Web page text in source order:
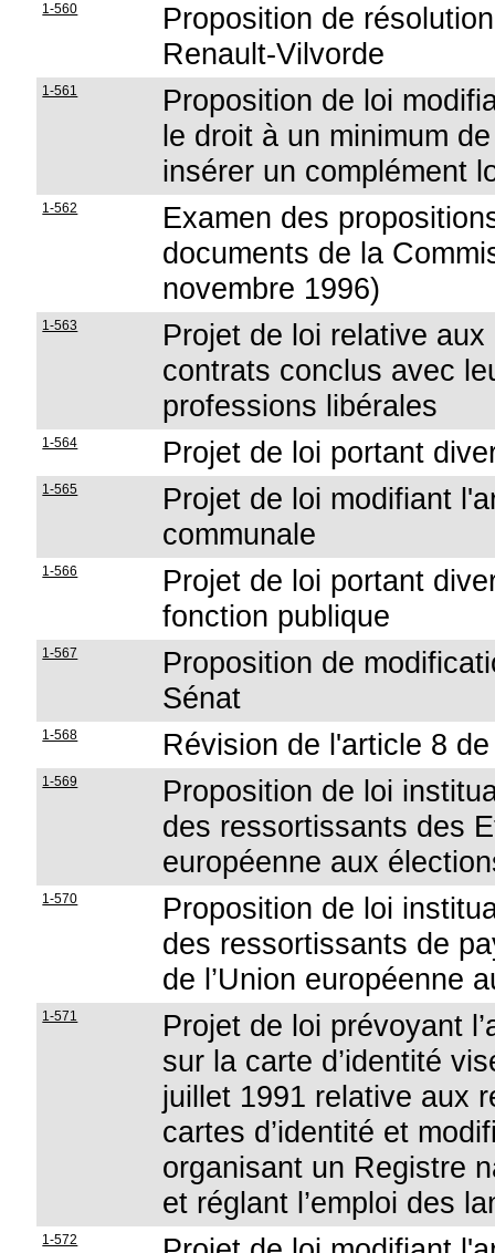
1-560
Proposition de
Renault-Vilvorde
1-561
Proposition de loi
le droit à un minimum
insérer un complément
1-562
Examen des
documents de la
novembre 1996)
1-563
Projet de loi relative
contrats conclus avec
professions libérales
1-564 Projet de loi portant
1-565
Projet de loi modifiant
communale
1-566
Projet de loi portant
fonction publique
1-567
Proposition de
Sénat
1-568 Révision de l'article 8
1-569
Proposition de loi
des ressortissants des
européenne aux
1-570
Proposition de loi
des ressortissants de
de l’Union européenne
1-571
Projet de loi prévoyant
sur la carte d’identité
juillet 1991 relative aux
cartes d’identité et
organisant un Registre
et réglant l’emploi des
1-572